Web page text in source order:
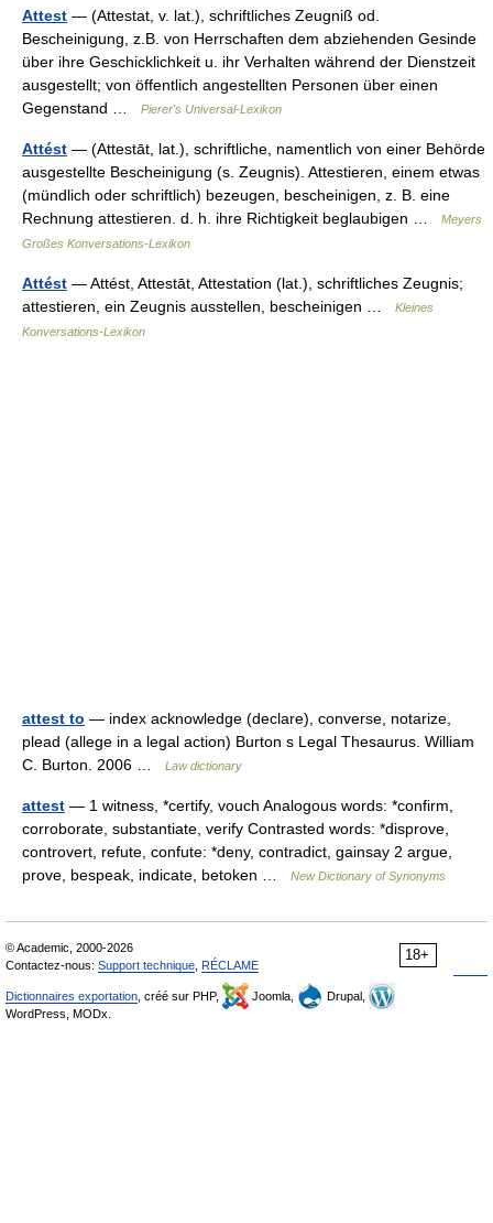
Attest — (Attestat, v. lat.), schriftliches Zeugniß od.
Bescheinigung, z.B. von Herrschaften dem abziehenden Gesinde
über ihre Geschicklichkeit u. ihr Verhalten während der Dienstzeit
ausgestellt; von öffentlich angestellten Personen über einen
Gegenstand …
Pierer's Universal-Lexikon
Attést — (Attestāt, lat.), schriftliche, namentlich von einer Behörde
ausgestellte Bescheinigung (s. Zeugnis). Attestieren, einem etwas
(mündlich oder schriftlich) bezeugen, bescheinigen, z. B. eine
Rechnung attestieren. d. h. ihre Richtigkeit beglaubigen …
Meyers
Großes Konversations-Lexikon
Attést — Attést, Attestāt, Attestation (lat.), schriftliches Zeugnis;
attestieren, ein Zeugnis ausstellen, bescheinigen …
Kleines
Konversations-Lexikon
attest to — index acknowledge (declare), converse, notarize,
plead (allege in a legal action) Burton s Legal Thesaurus. William
C. Burton. 2006 …
Law dictionary
attest — 1 witness, *certify, vouch Analogous words: *confirm,
corroborate, substantiate, verify Contrasted words: *disprove,
controvert, refute, confute: *deny, contradict, gainsay 2 argue,
prove, bespeak, indicate, betoken …
New Dictionary of Synonyms
18+
© Academic, 2000-2026
Contactez-nous: Support technique RÉCLAME
Dictionnaires exportation , créé sur PHP, Joomla,
Drupal,
WordPress, MODx.